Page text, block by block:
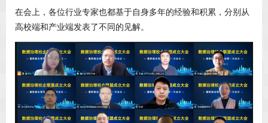
在会上，各位行业专家也都基于自身多年的经验和积累，分别从
高校端和产业端发表了不同的见解。